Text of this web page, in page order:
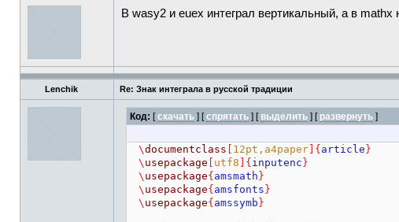
В wasy2 и euex интеграл вертикальный, а в mathx
Lenchik Re: Знак интеграла в русской традиции
Код: [скачать] [спрятать][ выделить][ развернуть]
\documentclass 12pt,a4paper]{ article }
\ usepackage utf8 ]{ inputenc }
\ usepackage{ amsmath }
\ usepackage{ amsfonts }
\ usepackage{ amssymb }